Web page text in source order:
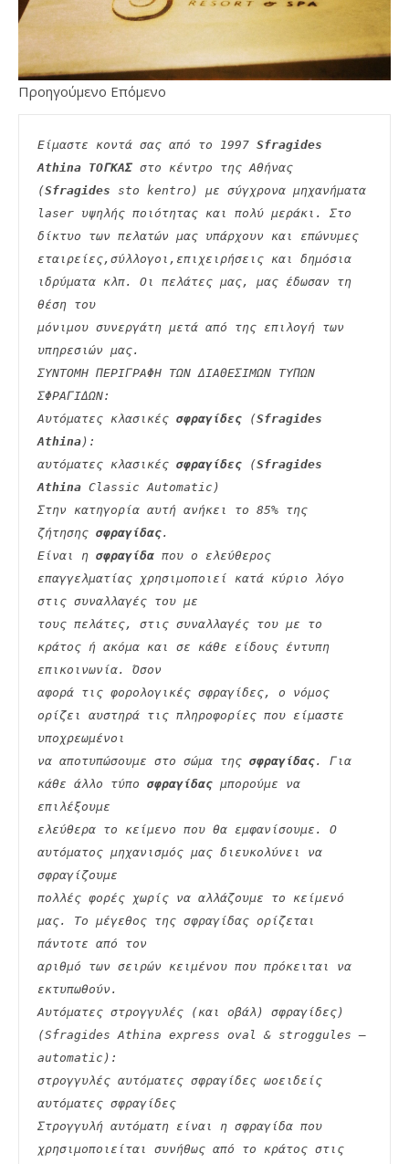
Προηγούμενο Επόμενο
Είμαστε κοντά σας από το 1997 Sfragides
Athina ΤΟΓΚΑΣ στο κέντρο της Αθήνας
(Sfragides sto kentro) με σύγχρονα μηχανήματα
laser υψηλής ποιότητας και πολύ μεράκι. Στο
δίκτυο των πελατών μας υπάρχουν και επώνυμες
εταιρείες,σύλλογοι,επιχειρήσεις και δημόσια
ιδρύματα κλπ. Οι πελάτες μας, μας έδωσαν τη
θέση του
μόνιμου συνεργάτη μετά από της επιλογή των
υπηρεσιών μας.
ΣΥΝΤΟΜΗ ΠΕΡΙΓΡΑΦΗ ΤΩΝ ΔΙΑΘΕΣΙΜΩΝ ΤΥΠΩΝ
ΣΦΡΑΓΙΔΩΝ:
Αυτόματες κλασικές σφραγίδες (Sfragides
Athina):
αυτόματες κλασικές σφραγίδες (Sfragides
Athina Classic Automatic)
Στην κατηγορία αυτή ανήκει το 85% της
ζήτησης σφραγίδας.
Είναι η σφραγίδα που ο ελεύθερος
επαγγελματίας χρησιμοποιεί κατά κύριο λόγο
στις συναλλαγές του με
τους πελάτες, στις συναλλαγές του με το
κράτος ή ακόμα και σε κάθε είδους έντυπη
επικοινωνία. Όσον
αφορά τις φορολογικές σφραγίδες, ο νόμος
ορίζει αυστηρά τις πληροφορίες που είμαστε
υποχρεωμένοι
να αποτυπώσουμε στο σώμα της σφραγίδας. Για
κάθε άλλο τύπο σφραγίδας μπορούμε να
επιλέξουμε
ελεύθερα το κείμενο που θα εμφανίσουμε. Ο
αυτόματος μηχανισμός μας διευκολύνει να
σφραγίζουμε
πολλές φορές χωρίς να αλλάζουμε το κείμενό
μας. Το μέγεθος της σφραγίδας ορίζεται
πάντοτε από τον
αριθμό των σειρών κειμένου που πρόκειται να
εκτυπωθούν.
Αυτόματες στρογγυλές (και οβάλ) σφραγίδες)
(Sfragides Athina express oval & stroggules –
automatic):
στρογγυλές αυτόματες σφραγίδες ωοειδείς
αυτόματες σφραγίδες
Στρογγυλή αυτόματη είναι η σφραγίδα που
χρησιμοποιείται συνήθως από το κράτος στις